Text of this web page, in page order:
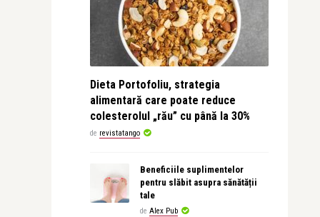
Dieta Portofoliu, strategia
alimentară care poate reduce
colesterolul „rău” cu până la 30%
de revistatango
Beneficiile suplimentelor
pentru slăbit asupra sănătății
tale
de Alex Pub